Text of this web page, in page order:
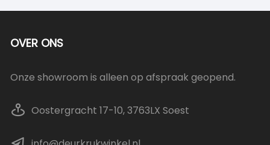
OVER ONS
Onze showroom is alleen op afspraak geopend.
Oostergracht 17-10, 3763LX Soest